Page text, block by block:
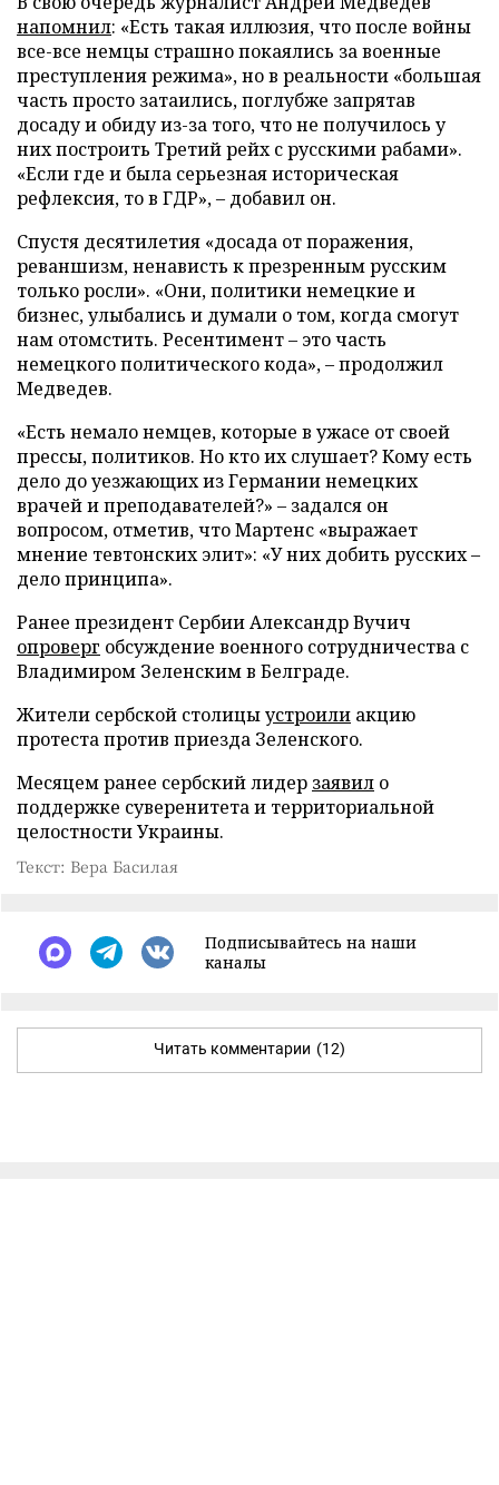
напомнил: «Есть такая иллюзия, что после войны
все-все немцы страшно покаялись за военные
преступления режима», но в реальности «большая
часть просто затаились, поглубже запрятав
досаду и обиду из-за того, что не получилось у
них построить Третий рейх с русскими рабами».
«Если где и была серьезная историческая
рефлексия, то в ГДР», – добавил он.
Спустя десятилетия «досада от поражения,
реваншизм, ненависть к презренным русским
только росли». «Они, политики немецкие и
бизнес, улыбались и думали о том, когда смогут
нам отомстить. Ресентимент – это часть
немецкого политического кода», – продолжил
Медведев.
«Есть немало немцев, которые в ужасе от своей
прессы, политиков. Но кто их слушает? Кому есть
дело до уезжающих из Германии немецких
врачей и преподавателей?» – задался он
вопросом, отметив, что Мартенс «выражает
мнение тевтонских элит»: «У них добить русских –
дело принципа».
Ранее президент Сербии Александр Вучич
опроверг обсуждение военного сотрудничества с
Владимиром Зеленским в Белграде.
Жители сербской столицыустроили акцию
протеста против приезда Зеленского.
Месяцем ранее сербский лидер заявил о
поддержке суверенитета и территориальной
целостности Украины.
Текст: Вера Басилая
Подписывайтесь на наши
каналы
Читать комментарии (12)